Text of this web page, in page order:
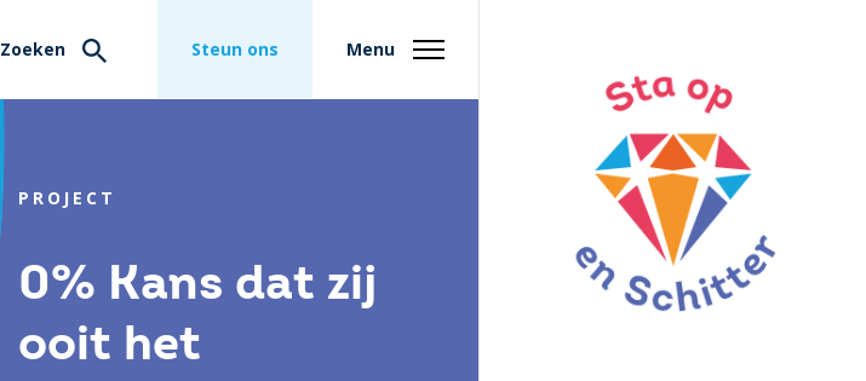
Zoeken Steun ons Menu
PROJECT
0% Kans dat zij
ooit het